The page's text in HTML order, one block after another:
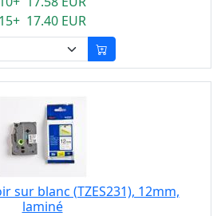
15+ 17.40 EUR
sur blanc (TZES231), 12mm,
laminé